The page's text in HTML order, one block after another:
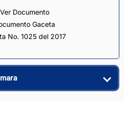
Ver Documento
Gaceta
No. 1025 del 2017